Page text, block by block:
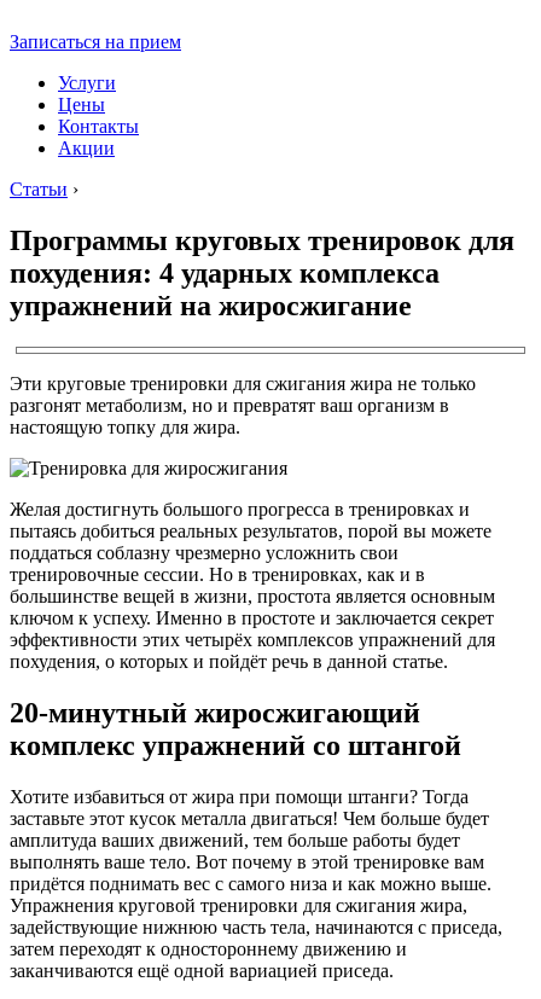
Записаться на прием
Услуги
Цены
Контакты
Акции
Статьи ›
Программы круговых тренировок для
похудения: 4 ударных комплекса
упражнений на жиросжигание
Эти круговые тренировки для сжигания жира не только
разгонят метаболизм, но и превратят ваш организм в
настоящую топку для жира.
Желая достигнуть большого прогресса в тренировках и
пытаясь добиться реальных результатов, порой вы можете
поддаться соблазну чрезмерно усложнить свои
тренировочные сессии. Но в тренировках, как и в
большинстве вещей в жизни, простота является основным
ключом к успеху. Именно в простоте и заключается секрет
эффективности этих четырёх комплексов упражнений для
похудения, о которых и пойдёт речь в данной статье.
20-минутный жиросжигающий
комплекс упражнений со штангой
Хотите избавиться от жира при помощи штанги? Тогда
заставьте этот кусок металла двигаться! Чем больше будет
амплитуда ваших движений, тем больше работы будет
выполнять ваше тело. Вот почему в этой тренировке вам
придётся поднимать вес с самого низа и как можно выше.
Упражнения круговой тренировки для сжигания жира,
задействующие нижнюю часть тела, начинаются с приседа,
затем переходят к одностороннему движению и
заканчиваются ещё одной вариацией приседа.